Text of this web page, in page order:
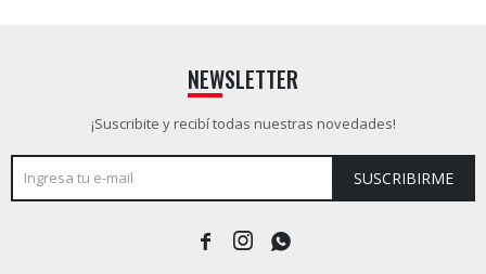
NEWSLETTER
¡Suscribite y recibí todas nuestras novedades!
SUSCRIBIRME
  